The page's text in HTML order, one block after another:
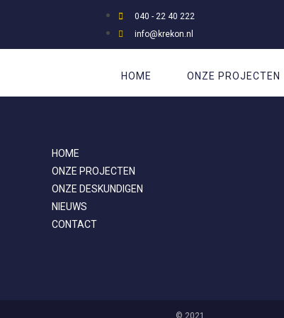
040 - 22 40 222
info@krekon.nl
HOME ONZE PROJECTEN
HOME
ONZE PROJECTEN
ONZE DESKUNDIGEN
NIEUWS
CONTACT
© 2021